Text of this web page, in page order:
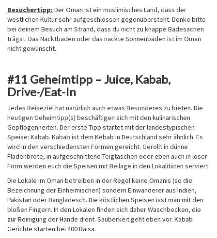
Besuchertipp: Der Oman ist ein muslimisches Land, dass der
westlichen Kultur sehr aufgeschlossen gegenübersteht. Denke bitte
bei deinem Besuch am Strand, dass du nicht zu knappe Badesachen
trägst. Das Nacktbaden oder das nackte Sonnenbaden ist im Oman
nicht gewünscht.
#11 Geheimtipp – Juice, Kabab,
Drive-/Eat-In
Jedes Reiseziel hat natürlich auch etwas Besonderes zu bieten. Die
heutigen Geheimtipp(s) beschäftigen sich mit den kulinarischen
Gepflogenheiten. Der erste Tipp startet mit der landestypischen
Speise: Kabab. Kabab ist dem Kebab in Deutschland sehr ähnlich. Es
wird in den verschiedensten Formen gereicht. Gerollt in dünne
Fladenbrote, in aufgeschnittene Teigtaschen oder eben auch in loser
Form werden euch die Speisen mit Beilage in den Lokalitäten serviert.
Die Lokale im Oman betreiben in der Regel keine Omanis (so die
Bezeichnung der Einheimischen) sondern Einwanderer aus Indien,
Pakistan oder Bangladesch. Die köstlichen Speisen isst man mit den
bloßen Fingern. In den Lokalen finden sich daher Waschbecken, die
zur Reinigung der Hände dient. Sauberkeit geht eben vor. Kabab
Gerichte starten bei 400 Baisa.